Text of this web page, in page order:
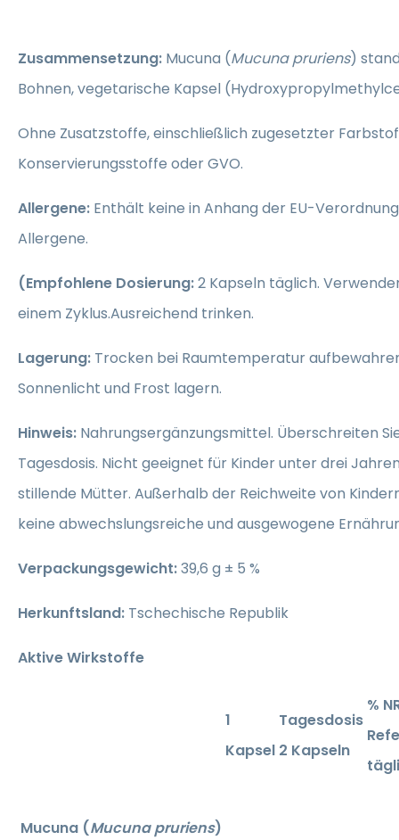
Zusammensetzung: Mucuna (Mucuna pruriens)
Bohnen, vegetarische Kapsel
Ohne Zusatzstoffe, einschließlich zugesetzter
Konservierungsstoffe oder GVO.
Allergene: Enthält keine in Anhang der EU-Verordnung
Allergene.
(Empfohlene Dosierung:2 Kapseln täglich.
einem Zyklus.Ausreichend trinken.
Lagerung: Trocken bei Raumtemperatur
Sonnenlicht und Frost lagern.
Hinweis: Nahrungsergänzungsmittel. Überschreiten
Tagesdosis. Nicht geeignet für Kinder unter drei
stillende Mütter. Außerhalb der Reichweite von
keine abwechslungsreiche und ausgewogene
Verpackungsgewicht:39,6 g ± 5 %
Herkunftsland: Tschechische Republik
Aktive Wirkstoffe
1
Kapsel
Tagesdosis
2 Kapseln
%
Mucuna (Mucuna pruriens)